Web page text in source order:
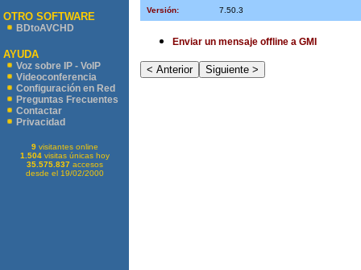
OTRO SOFTWARE
BDtoAVCHD
AYUDA
Voz sobre IP - VoIP
Videoconferencia
Configuración en Red
Preguntas Frecuentes
Contactar
Privacidad
9visitantes online
1.504visitas únicas hoy
35.575.837accesos
desde el 19/02/2000
Versión:
7.50.3
Enviar un mensaje offline a GMI